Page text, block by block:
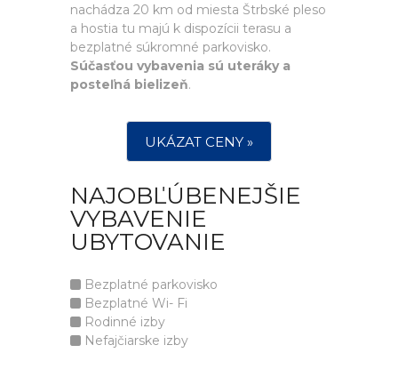
nachádza 20 km od miesta Štrbské pleso
a hostia tu majú k dispozícii terasu a
bezplatné súkromné parkovisko.
Súčasťou vybavenia sú uteráky a
posteľná bielizeň.
UKÁZAT CENY »
NAJOBĽÚBENEJŠIE
VYBAVENIE
UBYTOVANIE
Bezplatné parkovisko
Bezplatné Wi- Fi
Rodinné izby
Nefajčiarske izby